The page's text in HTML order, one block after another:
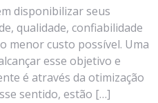
disponibilizar seus
qualidade, confiabilidade
menor custo possível. Uma
esse objetivo e
é através da otimização
sentido, estão […]